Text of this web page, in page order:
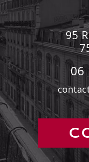
95
06